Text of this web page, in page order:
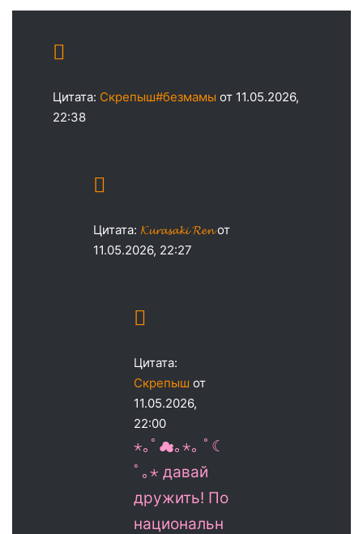
Цитата: Скрепыш#безмамы от 11.05.2026,
22:38
Цитата: 𝓚𝓾𝓻𝓪𝓼𝓪𝓴𝓲 𝓡𝓮𝓷от
11.05.2026, 22:27
Цитата:
Скрепыш от
11.05.2026,
22:00
⋆｡ﾟ☁︎｡⋆｡ ﾟ☾
ﾟ｡⋆ давай
дружить! По
национальн